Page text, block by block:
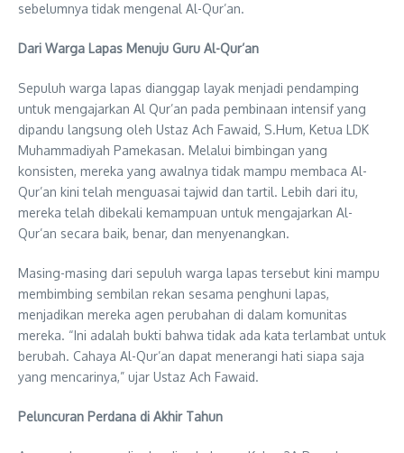
sebelumnya tidak mengenal Al-Qur’an.
Dari Warga Lapas Menuju Guru Al-Qur’an
Sepuluh warga lapas dianggap layak menjadi pendamping
untuk mengajarkan Al Qur’an pada pembinaan intensif yang
dipandu langsung oleh Ustaz Ach Fawaid, S.Hum, Ketua LDK
Muhammadiyah Pamekasan. Melalui bimbingan yang
konsisten, mereka yang awalnya tidak mampu membaca Al-
Qur’an kini telah menguasai tajwid dan tartil. Lebih dari itu,
mereka telah dibekali kemampuan untuk mengajarkan Al-
Qur’an secara baik, benar, dan menyenangkan.
Masing-masing dari sepuluh warga lapas tersebut kini mampu
membimbing sembilan rekan sesama penghuni lapas,
menjadikan mereka agen perubahan di dalam komunitas
mereka. “Ini adalah bukti bahwa tidak ada kata terlambat untuk
berubah. Cahaya Al-Qur’an dapat menerangi hati siapa saja
yang mencarinya,” ujar Ustaz Ach Fawaid.
Peluncuran Perdana di Akhir Tahun